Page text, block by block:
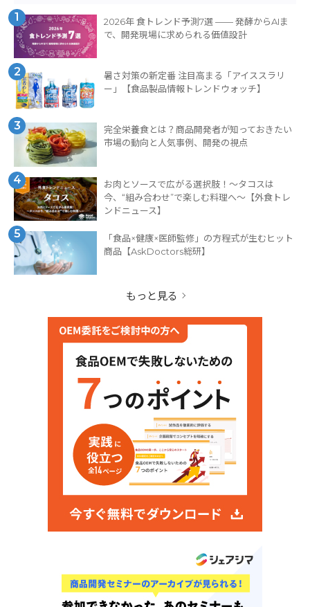
1
2026年 食トレンド予測7選 —— 発酵からAIま
で、開発現場に求められる価値設計
2
暑さ対策の新定番 注目高まる「アイススラリ
ー」【食品製品情報トレンドウォッチ】
3
完全栄養食とは？商品開発者が知っておきたい
市場の動向と人気事例、開発の視点
4
お肉とソースで広がる選択肢！〜タコスは
今、“組み合わせ”で楽しむ料理へ〜【外食トレ
ンドニュース】
5
「食品×健康×医師監修」の方程式が生むヒット
商品【AskDoctors総研】
もっと見る